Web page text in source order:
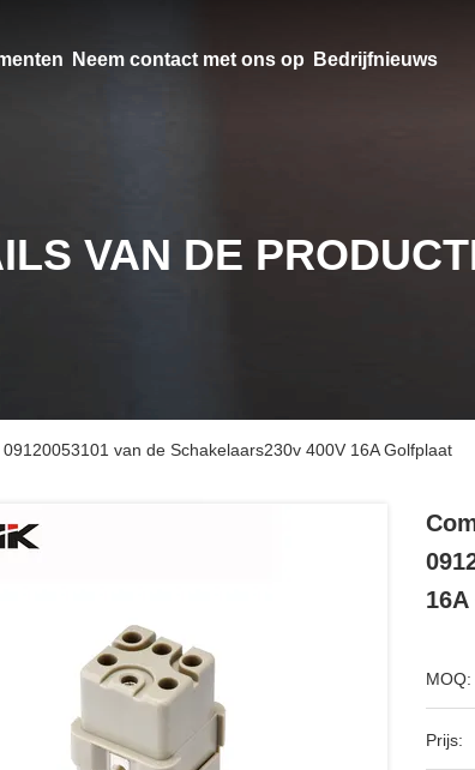
Neem contact met ons op Bedrijfnieuws
VAN DE
van de Schakelaars230v 400V 16A Golfplaat
MOQ:
Prijs: